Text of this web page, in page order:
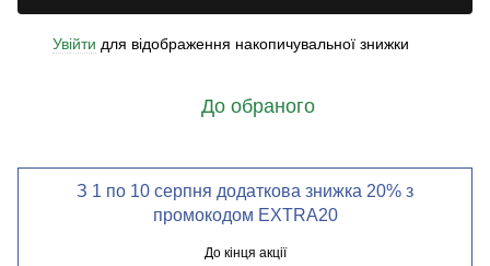
Увійти для відображення накопичувальної знижки
До обраного
З 1 по 10 серпня додаткова знижка 20% з
промокодом EXTRA20
До кінця акції